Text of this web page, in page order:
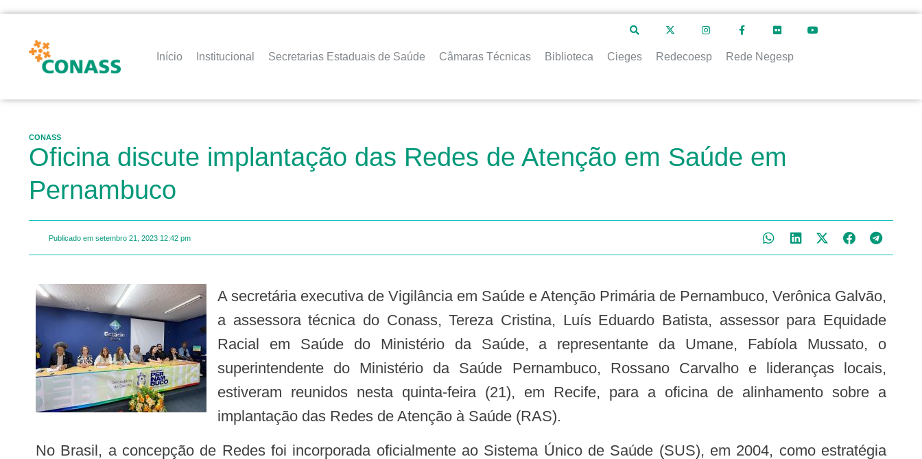
Início Institucional Secretarias Estaduais de Saúde Câmaras Técnicas Biblioteca Cieges Redecoesp Rede Negesp
CONASS
Oficina discute implantação das Redes de Atenção em Saúde em
Pernambuco
Publicado em setembro 21, 2023 12:42 pm
A secretária executiva de Vigilância em Saúde e Atenção Primária de Pernambuco, Verônica Galvão,
a assessora técnica do Conass, Tereza Cristina, Luís Eduardo Batista, assessor para Equidade
Racial em Saúde do Ministério da Saúde, a representante da Umane, Fabíola Mussato, o
superintendente do Ministério da Saúde Pernambuco, Rossano Carvalho e lideranças locais,
estiveram reunidos nesta quinta-feira (21), em Recife, para a oficina de alinhamento sobre a
implantação das Redes de Atenção à Saúde (RAS).
No Brasil, a concepção de Redes foi incorporada oficialmente ao Sistema Único de Saúde (SUS), em 2004, como estratégia